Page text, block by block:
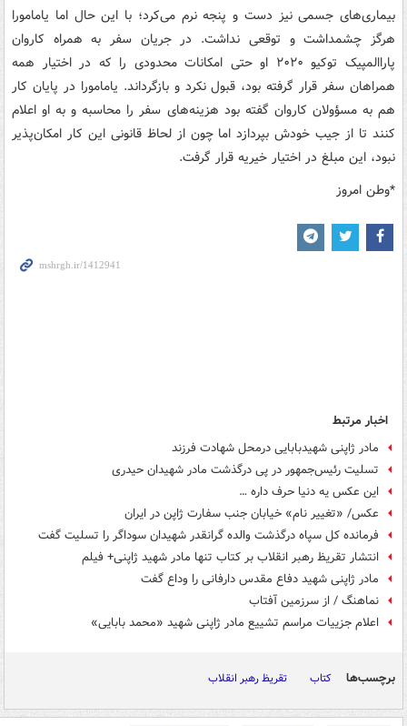
بیماری‌های جسمی نیز دست و پنجه نرم می‌کرد؛ با این حال اما یامامورا
هرگز چشمداشت و توقعی نداشت. در جریان سفر به همراه کاروان
پاراالمپیک توکیو ۲۰۲۰ او حتی امکانات محدودی را که در اختیار همه
همراهان سفر قرار گرفته بود، قبول نکرد و بازگرداند. یامامورا در پایان کار
هم به مسؤولان کاروان گفته بود هزینه‌های سفر را محاسبه و به او اعلام
کنند تا از جیب خودش بپردازد اما چون از لحاظ قانونی این کار امکان‌پذیر
نبود، این مبلغ در اختیار خیریه قرار گرفت.
*وطن امروز
اخبار مرتبط
مادر ژاپنی شهیدبابایی درمحل شهادت فرزند
تسلیت رئیس‌جمهور در پی درگذشت مادر شهیدان حیدری
این عکس یه دنیا حرف داره …
عکس/ «تغییر نام» خیابان جنب سفارت ژاپن در ایران
فرمانده کل سپاه درگذشت والده گرانقدر شهیدان سوداگر را تسلیت گفت
انتشار تقریظ رهبر انقلاب بر کتاب تنها مادر شهید ژاپنی+ فیلم
مادر ژاپنی شهید دفاع مقدس دارفانی را وداع گفت
نماهنگ / از سرزمین آفتاب
اعلام جزییات مراسم تشییع مادر ژاپنی شهید «محمد بابایی»
برچسب‌ها کتاب تقریظ رهبر انقلاب